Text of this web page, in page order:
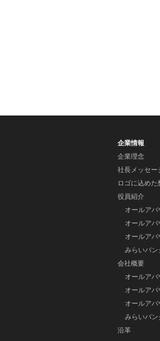
企業情報
企業理念
社長メッセー
ロゴに込めた
役員紹介
オールア
オールア
オールア
みらいバン
会社概要
オールア
オールア
オールア
みらいバン
沿革